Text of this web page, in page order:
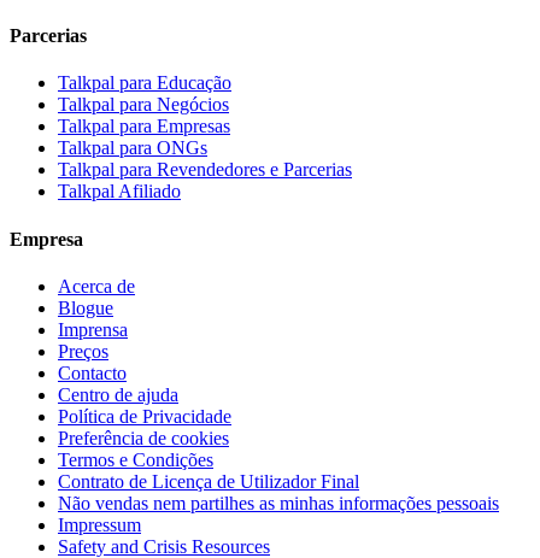
Parcerias
Talkpal para Educação
Talkpal para Negócios
Talkpal para Empresas
Talkpal para ONGs
Talkpal para Revendedores e Parcerias
Talkpal Afiliado
Empresa
Acerca de
Blogue
Imprensa
Preços
Contacto
Centro de ajuda
Política de Privacidade
Preferência de cookies
Termos e Condições
Contrato de Licença de Utilizador Final
Não vendas nem partilhes as minhas informações pessoais
Impressum
Safety and Crisis Resources